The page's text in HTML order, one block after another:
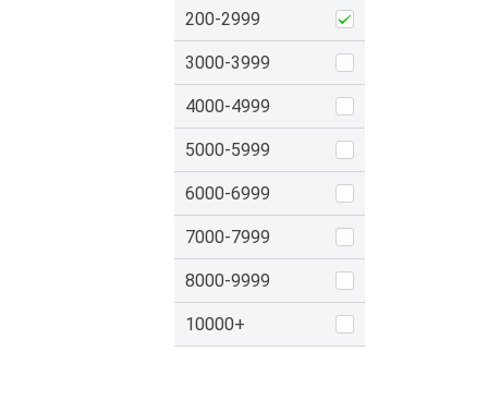
200-2999
3000-3999
4000-4999
5000-5999
6000-6999
7000-7999
8000-9999
10000+